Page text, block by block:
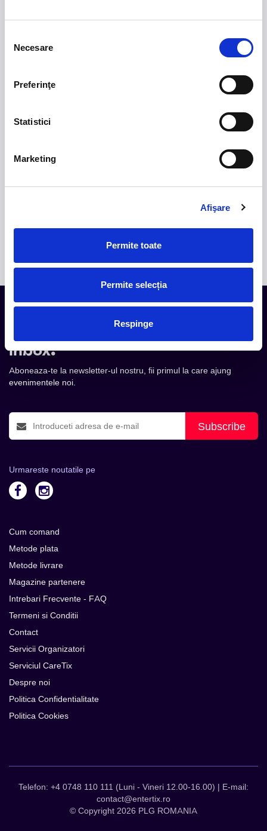
consimțământului
Necesare
Preferinţe
Statistici
Marketing
Afişare
Permite toate
Permite selecția
Respinge
WHISKY FEST ROMANIA 2026
20 - 21 noiembrie 2026
iun 18 - 21 iunie 2027
Wonderland Resort Feleacu, judetul Cluj
30 iul - 1 aug 2027
Tot ce te intereseaza, direct in
inbox.
Aboneaza-te la newsletter-ul nostru, fii primul la care ajung
evenimentele noi.
Subscribe
Urmareste noutatile pe
Cum comand
Metode plata
Metode livrare
Magazine partenere
Intrebari Frecvente - FAQ
Termeni si Conditii
Contact
Servicii Organizatori
Serviciul CareTix
Despre noi
Politica Confidentialitate
Politica Cookies
Telefon: +4 0748 110 111 (Luni - Vineri 12.00-16.00) | E-mail:
contact@entertix.ro
© Copyright 2026 PLG ROMANIA